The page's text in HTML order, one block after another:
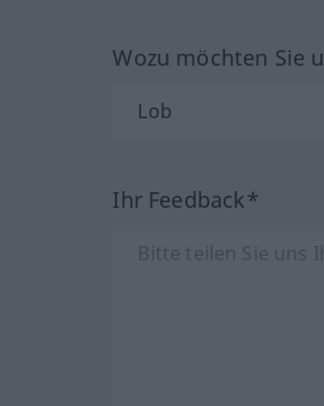
Wozu möchten Sie
Ihr Feedback*